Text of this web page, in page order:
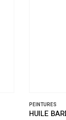
PEINTURES
HUILE